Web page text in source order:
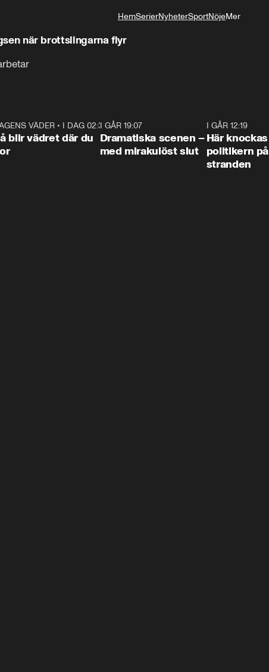
HemSerierNyheterSportNöjeMer
när brottslingarna flyr
1:06
VÄDER • I DAG 02:30
blir vädret där du
I GÅR 19:07
Dramatiska scenen –
med mirakulöst slut
I GÅR 12:19
Här knockas
politikern på
stranden